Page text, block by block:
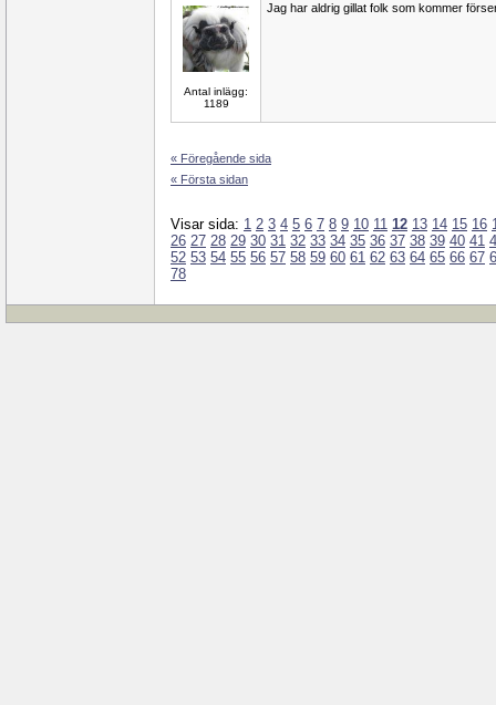
Antal inlägg:
1189
Jag har aldrig gillat folk som kommer
« Föregående sida
« Första sidan
Visar sida: 1 2 3 4 5 6 7 8 9 10 11 12 13 14 15 16
26 27 28 29 30 31 32 33 34 35 36 37 38 39 40 41
52 53 54 55 56 57 58 59 60 61 62 63 64 65 66 67
78